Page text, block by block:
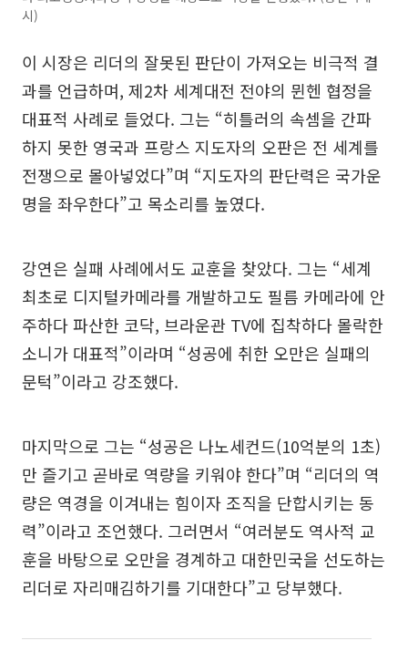
시)
이 시장은 리더의 잘못된 판단이 가져오는 비극적 결
과를 언급하며, 제2차 세계대전 전야의 뮌헨 협정을
대표적 사례로 들었다. 그는 “히틀러의 속셈을 간파
하지 못한 영국과 프랑스 지도자의 오판은 전 세계를
전쟁으로 몰아넣었다”며 “지도자의 판단력은 국가운
명을 좌우한다”고 목소리를 높였다.
강연은 실패 사례에서도 교훈을 찾았다. 그는 “세계
최초로 디지털카메라를 개발하고도 필름 카메라에 안
주하다 파산한 코닥, 브라운관 TV에 집착하다 몰락한
소니가 대표적”이라며 “성공에 취한 오만은 실패의
문턱”이라고 강조했다.
마지막으로 그는 “성공은 나노세컨드(10억분의 1초)
만 즐기고 곧바로 역량을 키워야 한다”며 “리더의 역
량은 역경을 이겨내는 힘이자 조직을 단합시키는 동
력”이라고 조언했다. 그러면서 “여러분도 역사적 교
훈을 바탕으로 오만을 경계하고 대한민국을 선도하는
리더로 자리매김하기를 기대한다”고 당부했다.